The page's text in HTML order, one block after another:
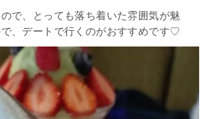
で、とっても落ち着いた雰囲気が魅
、デートで行くのがおすすめです♡